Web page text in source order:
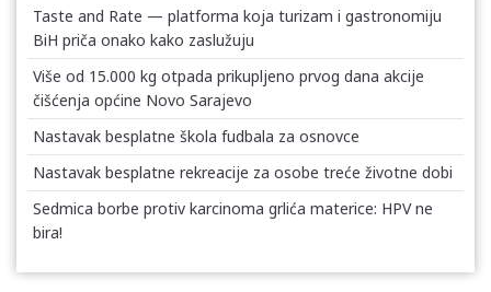
Taste and Rate — platforma koja turizam i gastronomiju
BiH priča onako kako zaslužuju
Više od 15.000 kg otpada prikupljeno prvog dana akcije
čišćenja općine Novo Sarajevo
Nastavak besplatne škola fudbala za osnovce
Nastavak besplatne rekreacije za osobe treće životne dobi
Sedmica borbe protiv karcinoma grlića materice: HPV ne
bira!